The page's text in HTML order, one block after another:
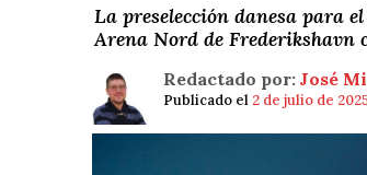
La preselección danesa para
Arena Nord de Frederikshavn
Redactado por: José
Publicado el 2 de julio de